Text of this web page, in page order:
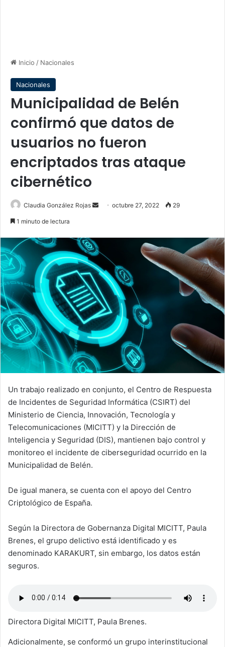
Inicio / Nacionales
Nacionales
Municipalidad de Belén
confirmó que datos de
usuarios no fueron
encriptados tras ataque
cibernético
Claudia González Rojas
Sendoctubre 27, 2022 29
1 minuto de lectura
Un trabajo realizado en conjunto, el Centro de Respuesta
de Incidentes de Seguridad Informática (CSIRT) del
Ministerio de Ciencia, Innovación, Tecnología y
Telecomunicaciones (MICITT) y la Dirección de
Inteligencia y Seguridad (DIS), mantienen bajo control y
monitoreo el incidente de ciberseguridad ocurrido en la
Municipalidad de Belén.
De igual manera, se cuenta con el apoyo del Centro
Criptológico de España.
Según la Directora de Gobernanza Digital MICITT, Paula
Brenes, el grupo delictivo está identificado y es
denominado KARAKURT, sin embargo, los datos están
seguros.
Directora Digital MICITT, Paula Brenes.
Adicionalmente, se conformó un grupo interinstitucional